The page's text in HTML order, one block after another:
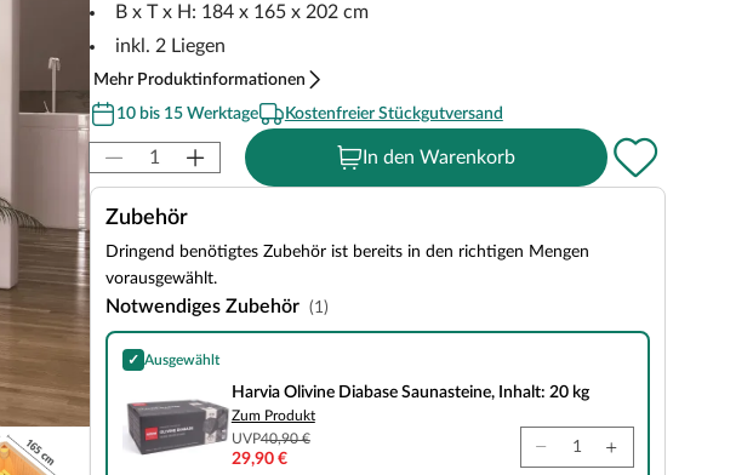
B x T x H: 184 x 165 x 202 cm
inkl. 2 Liegen
Mehr Produktinformationen
10 bis 15 Werktage
Kostenfreier Stückgutversand
In den Warenkorb
Zubehör
Dringend benötigtes Zubehör ist bereits in den richtigen Mengen
vorausgewählt.
Notwendiges Zubehör (1)
✓ Ausgewählt
Harvia Olivine Diabase Saunasteine, Inhalt: 20 kg
Harvia Olivine Diabase Saunasteine, Inhalt: 20 kg
Zum Produkt
UVP40,90 €
29,90 €